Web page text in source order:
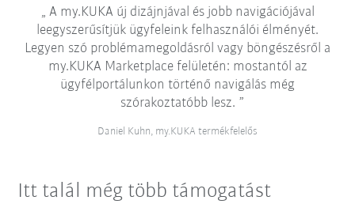
A my.KUKA új dizájnjával és jobb navigációjával
leegyszerűsítjük ügyfeleink felhasználói élményét.
Legyen szó problémamegoldásról vagy böngészésről a
my.KUKA Marketplace felületén: mostantól az
ügyfélportálunkon történő navigálás még
szórakoztatóbb lesz.
Daniel Kuhn, my.KUKA termékfelelős
Itt talál még több támogatást